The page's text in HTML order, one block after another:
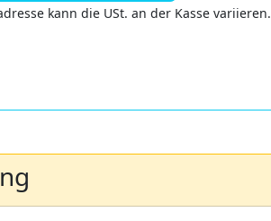
kann die USt. an der Kasse variieren.